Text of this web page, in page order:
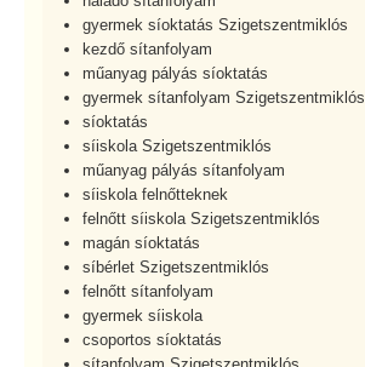
gyermek síoktatás Szigetszentmiklós
kezdő sítanfolyam
műanyag pályás síoktatás
gyermek sítanfolyam Szigetszentmiklós
síoktatás
síiskola Szigetszentmiklós
műanyag pályás sítanfolyam
síiskola felnőtteknek
felnőtt síiskola Szigetszentmiklós
magán síoktatás
síbérlet Szigetszentmiklós
felnőtt sítanfolyam
gyermek síiskola
csoportos síoktatás